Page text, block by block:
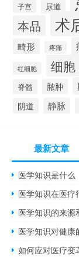
子宫 尿道
本品 术
畸形 疼痛
红细胞 细胞
脊髓 脓肿
阴道 静脉
最新文章
医学知识是什么
医学知识在医疗
医学知识的来源
医学知识对健康
如何应对医疗变